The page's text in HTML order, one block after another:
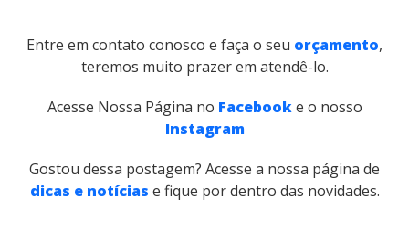
Entre em contato conosco e faça o seu orçamento,
teremos muito prazer em atendê-lo.
Acesse Nossa Página no Facebook e o nosso
Instagram
Gostou dessa postagem? Acesse a nossa página de
dicas e notícias e fique por dentro das novidades.